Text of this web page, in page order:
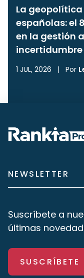
La
españolas: el
en la gestión
incertidumbre
1 JUL, 2026 | Por
NEWSLETTER
Suscríbete a
últimas
SUSCRÍBETE